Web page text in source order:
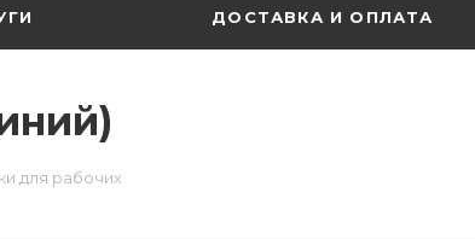
ДОСТАВКА И ОПЛАТА
для рабочих